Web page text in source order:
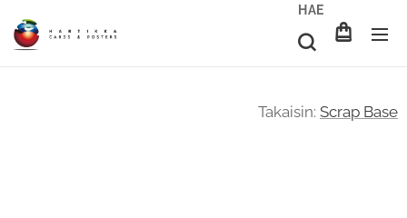
HAE
Takaisin: Scrap Base